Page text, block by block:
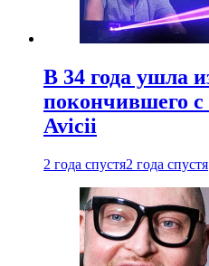
В 34 года ушла
покончившего с
Avicii
2 года спустя2 года спустя